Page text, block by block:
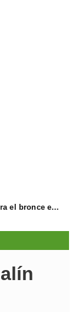
Noemí Moreno logra el bronce en el XXX Biatlón Ciudad de Gijón